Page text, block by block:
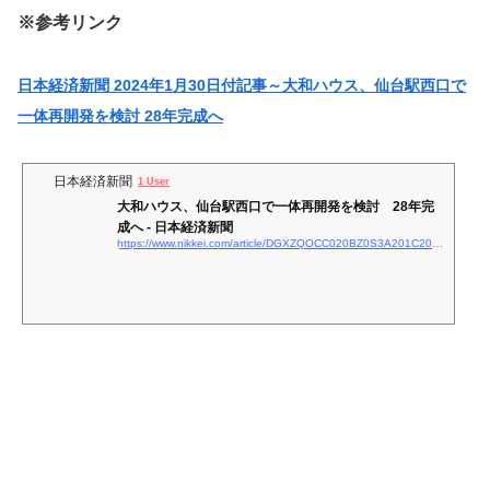
※参考リンク
日本経済新聞 2024年1月30日付記事～大和ハウス、仙台駅西口で
一体再開発を検討 28年完成へ
日本経済新聞 1 User
大和ハウス、仙台駅西口で一体再開発を検討 28年完
成へ - 日本経済新聞